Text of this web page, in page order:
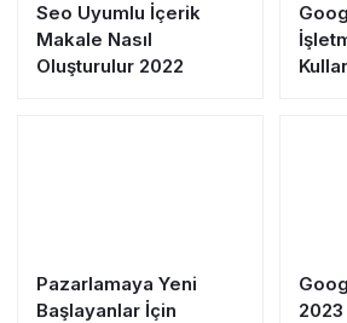
Seo Uyumlu İçerik
Makale Nasıl
Oluşturulur 2022
Pazarlamaya Yeni
Başlayanlar İçin